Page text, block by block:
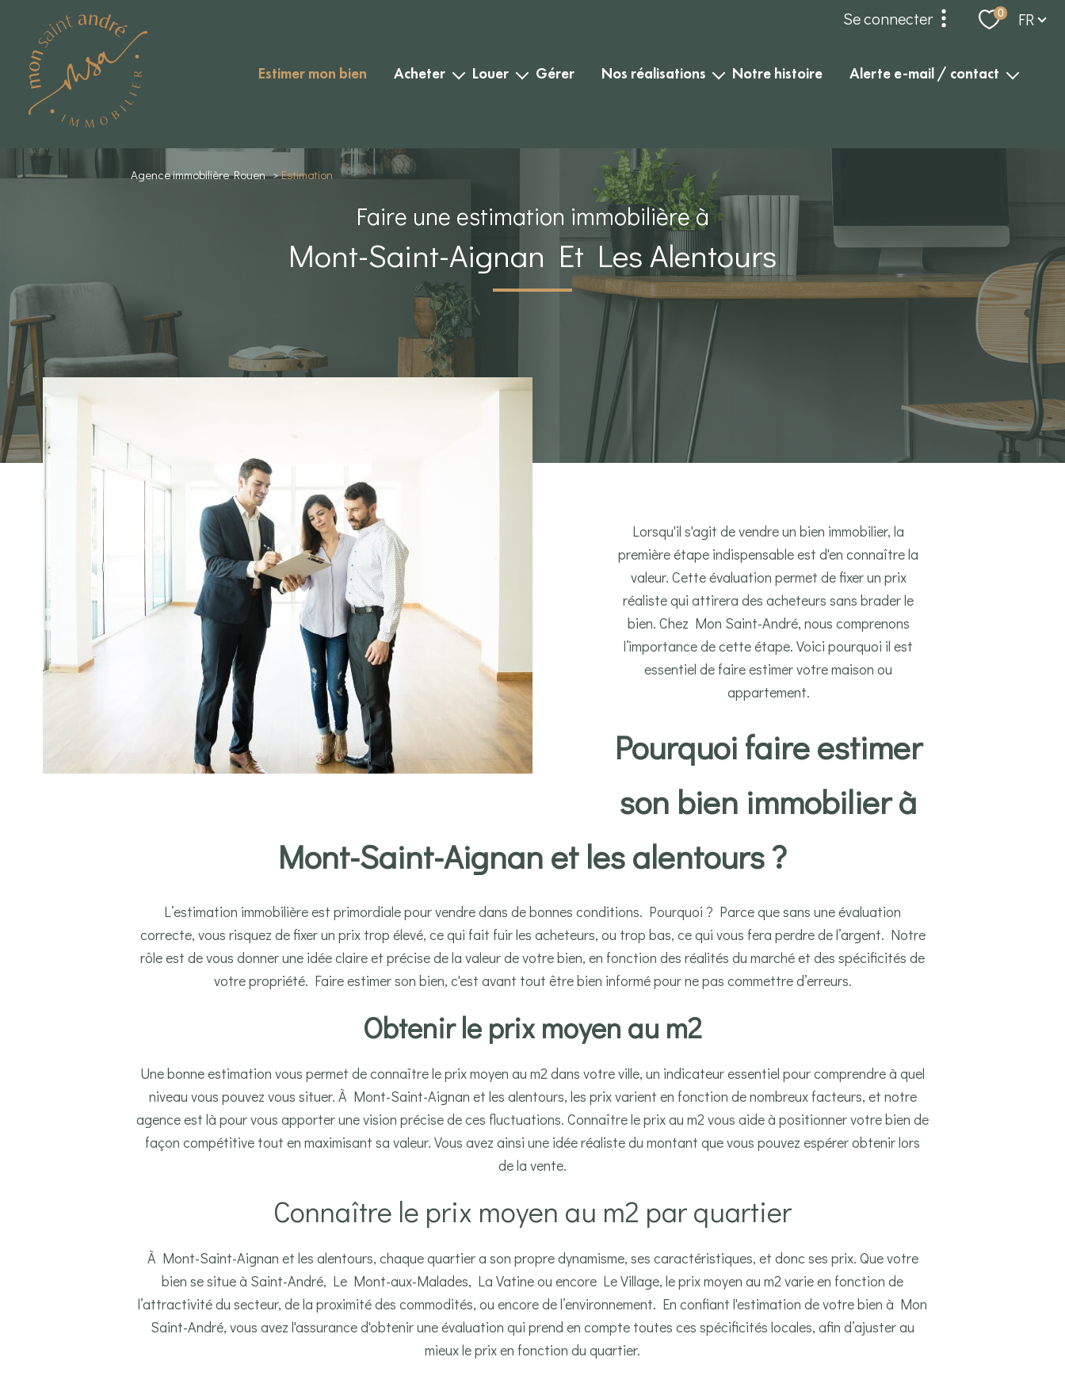
Se connecter
espace propriétaire
0 Langue
FR
estimer mon bien acheter
commercial
louer gérer nos réalisations
biens loués
notre histoire alerte e-mail / contact
contact
Agence immobilière Rouen Estimation
Faire une estimation immobilière à
Mont-Saint-Aignan Et Les Alentours
Lorsqu'il s'agit de vendre un bien immobilier, la
première étape indispensable est d'en connaître la
valeur. Cette évaluation permet de fixer un prix
réaliste qui attirera des acheteurs sans brader le
bien. Chez Mon Saint-André, nous comprenons
l’importance de cette étape. Voici pourquoi il est
essentiel de faire estimer votre maison ou
appartement.
Pourquoi faire estimer
son bien immobilier à
Mont-Saint-Aignan et les alentours ?
L’estimation immobilière est primordiale pour vendre dans de bonnes conditions. Pourquoi ? Parce que sans une évaluation
correcte, vous risquez de fixer un prix trop élevé, ce qui fait fuir les acheteurs, ou trop bas, ce qui vous fera perdre de l’argent. Notre
rôle est de vous donner une idée claire et précise de la valeur de votre bien, en fonction des réalités du marché et des spécificités de
votre propriété. Faire estimer son bien, c'est avant tout être bien informé pour ne pas commettre d’erreurs.
Obtenir le prix moyen au m2
Une bonne estimation vous permet de connaître le prix moyen au m2 dans votre ville, un indicateur essentiel pour comprendre à quel
niveau vous pouvez vous situer. À Mont-Saint-Aignan et les alentours, les prix varient en fonction de nombreux facteurs, et notre
agence est là pour vous apporter une vision précise de ces fluctuations. Connaître le prix au m2 vous aide à positionner votre bien de
façon compétitive tout en maximisant sa valeur. Vous avez ainsi une idée réaliste du montant que vous pouvez espérer obtenir lors
de la vente.
Connaître le prix moyen au m2 par quartier
À Mont-Saint-Aignan et les alentours, chaque quartier a son propre dynamisme, ses caractéristiques, et donc ses prix. Que votre
bien se situe à Saint-André, Le Mont-aux-Malades, La Vatine ou encore Le Village, le prix moyen au m2 varie en fonction de
l’attractivité du secteur, de la proximité des commodités, ou encore de l’environnement. En confiant l'estimation de votre bien à Mon
Saint-André, vous avez l'assurance d'obtenir une évaluation qui prend en compte toutes ces spécificités locales, afin d’ajuster au
mieux le prix en fonction du quartier.